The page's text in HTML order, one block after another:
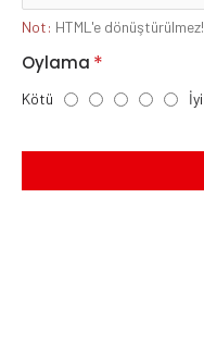
Not: HTML'e dönüştürülmez!
Oylama
Kötü İyi